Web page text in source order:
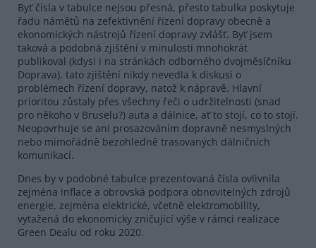
Byť čísla v tabulce nejsou přesná, přesto tabulka poskytuje
řadu námětů na zefektivnění řízení dopravy obecně a
ekonomických nástrojů řízení dopravy zvlášť. Byť jsem
taková a podobná zjištění v minulosti mnohokrát
publikoval (kdysi i na stránkách odborného dvojměsíčníku
Doprava), tato zjištění nikdy nevedla k diskusi o
problémech řízení dopravy, natož k nápravě. Hlavní
prioritou zůstaly přes všechny řeči o udržitelnosti (snad
pro někoho v Bruselu?) auta a dálnice, ať to stojí, co to stojí.
Neopovrhuje se ani prosazováním dopravně nesmyslných
nebo mimořádně bezohledně trasovaných dálničních
komunikací.
Dnes by v podobné tabulce prezentovaná čísla ovlivnila
zejména inflace a obrovská podpora obnovitelných zdrojů
energie, zejména elektrické, včetně elektromobility,
vytažená do ekonomicky zničující výše v rámci realizace
Green Dealu od roku 2020.